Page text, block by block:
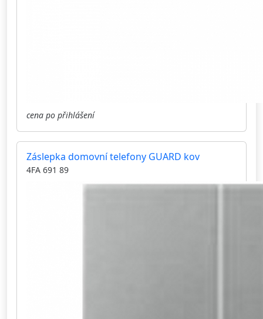
cena po přihlášení
Záslepka domovní telefony GUARD kov
4FA 691 89